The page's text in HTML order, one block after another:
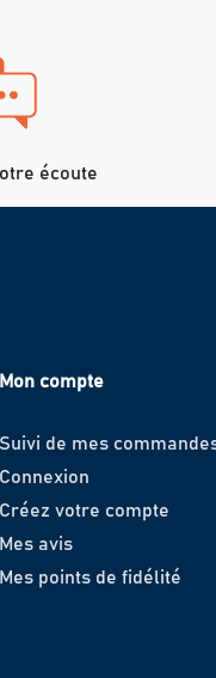
écoute
Mon compte
Suivi de mes
Connexion
Créez votre compte
Mes avis
Mes points de fidélité